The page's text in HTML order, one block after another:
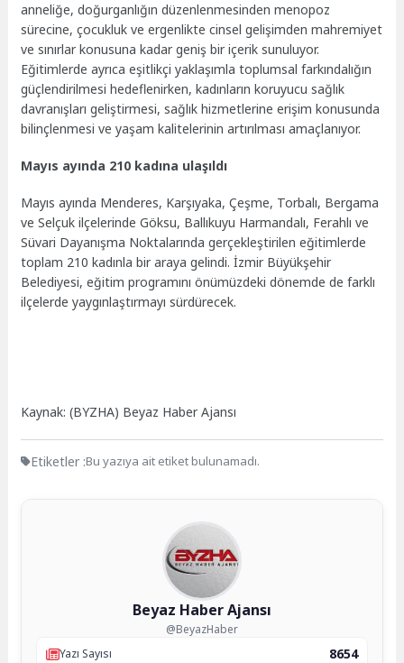
anneliğe, doğurganlığın düzenlenmesinden menopoz
sürecine, çocukluk ve ergenlikte cinsel gelişimden mahremiyet
ve sınırlar konusuna kadar geniş bir içerik sunuluyor.
Eğitimlerde ayrıca eşitlikçi yaklaşımla toplumsal farkındalığın
güçlendirilmesi hedeflenirken, kadınların koruyucu sağlık
davranışları geliştirmesi, sağlık hizmetlerine erişim konusunda
bilinçlenmesi ve yaşam kalitelerinin artırılması amaçlanıyor.
Mayıs ayında 210 kadına ulaşıldı
Mayıs ayında Menderes, Karşıyaka, Çeşme, Torbalı, Bergama
ve Selçuk ilçelerinde Göksu, Ballıkuyu Harmandalı, Ferahlı ve
Süvari Dayanışma Noktalarında gerçekleştirilen eğitimlerde
toplam 210 kadınla bir araya gelindi. İzmir Büyükşehir
Belediyesi, eğitim programını önümüzdeki dönemde de farklı
ilçelerde yaygınlaştırmayı sürdürecek.
Kaynak: (BYZHA) Beyaz Haber Ajansı
Etiketler :Bu yazıya ait etiket bulunamadı.
Beyaz Haber Ajansı
@BeyazHaber
Yazı Sayısı
8654